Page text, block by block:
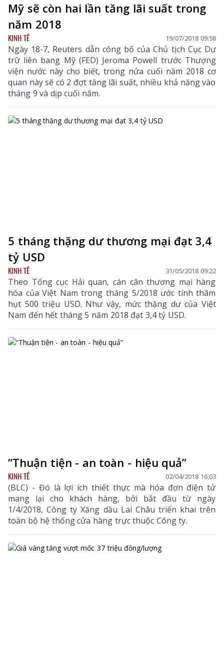
Mỹ sẽ còn hai lần tăng lãi suất trong
năm 2018
KINH TẾ 19/07/2018 09:58
Ngày 18-7, Reuters dẫn công bố của Chủ tịch Cục Dự
trữ liên bang Mỹ (FED) Jeroma Powell trước Thượng
viện nước này cho biết, trong nửa cuối năm 2018 cơ
quan này sẽ có 2 đợt tăng lãi suất, nhiều khả năng vào
tháng 9 và dịp cuối năm.
5 tháng thặng dư thương mại đạt 3,4
tỷ USD
KINH TẾ 31/05/2018 09:22
Theo Tổng cục Hải quan, cán cân thương mại hàng
hóa của Việt Nam trong tháng 5/2018 ước tính thâm
hụt 500 triệu USD. Như vậy, mức thặng dư của Việt
Nam đến hết tháng 5 năm 2018 đạt 3,4 tỷ USD.
“Thuận tiện - an toàn - hiệu quả”
KINH TẾ 02/04/2018 16:03
(BLC) - Đó là lợi ích thiết thực mà hóa đơn điện tử
mang lại cho khách hàng, bởi bắt đầu từ ngày
1/4/2018, Công ty Xăng dầu Lai Châu triển khai trên
toàn bộ hệ thống cửa hàng trực thuộc Công ty.